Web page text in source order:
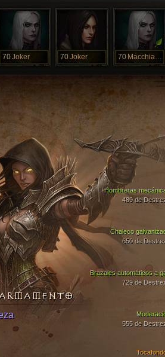
70Joker 70Joker 70 Macchiatoo
Chaleco
650 de
Brazales automáticos a
729 de
Hombreras
489 de
555 de